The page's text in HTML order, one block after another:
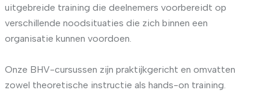
uitgebreide training die deelnemers voorbereidt op
verschillende noodsituaties die zich binnen een
organisatie kunnen voordoen.
Onze BHV-cursussen zijn praktijkgericht en omvatten
zowel theoretische instructie als hands-on training.